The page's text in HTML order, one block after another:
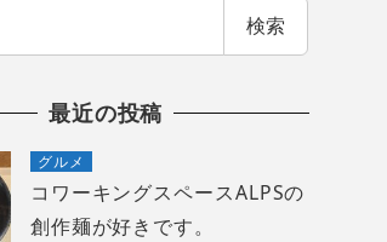
検索
最近の投稿
グルメ
コワーキングスペースALPSの
創作麺が好きです。